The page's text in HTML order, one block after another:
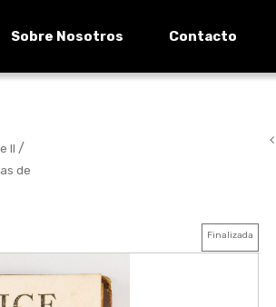
Sobre Nosotros Contacto
II /
de
Finalizada